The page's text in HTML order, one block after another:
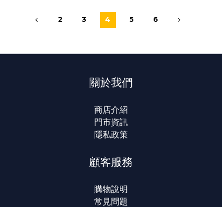
2 3 4 5 6
關於我們
商店介紹
門市資訊
隱私政策
顧客服務
購物說明
常見問題